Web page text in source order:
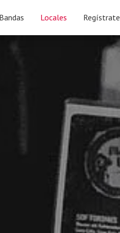
Bandas Locales Regístrate